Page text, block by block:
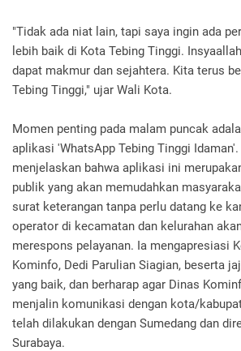
"Tidak ada niat lain, tapi saya ingin ada
lebih baik di Kota Tebing Tinggi.
dapat makmur dan sejahtera. Kita terus
Tebing Tinggi," ujar Wali Kota.
Momen penting pada malam puncak
aplikasi 'WhatsApp Tebing Tinggi
menjelaskan bahwa aplikasi ini
publik yang akan memudahkan
surat keterangan tanpa perlu datang ke
operator di kecamatan dan kelurahan
merespons pelayanan. Ia mengapresiasi
Kominfo, Dedi Parulian Siagian, beserta
yang baik, dan berharap agar Dinas
menjalin komunikasi dengan kota/
telah dilakukan dengan Sumedang dan
Surabaya.